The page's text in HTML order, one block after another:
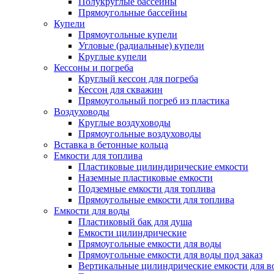
Прямоугольные бассейны
Купели
Прямоугольные купели
Угловые (радиальные) купели
Круглые купели
Кессоны и погреба
Круглый кессон для погреба
Кессон для скважин
Прямоугольный погреб из пластика
Воздуховоды
Круглые воздуховоды
Прямоугольные воздуховоды
Вставка в бетонные кольца
Емкости для топлива
Пластиковые цилиндирические емкости
Наземные пластиковые емкости
Подземные емкости для топлива
Прямоугольные емкости для топлива
Емкости для воды
Пластиковый бак для душа
Емкости цилиндрические
Прямоугольные емкости для воды
Прямоугольные емкости для воды под заказ
Вертикальные цилиндрические емкости для